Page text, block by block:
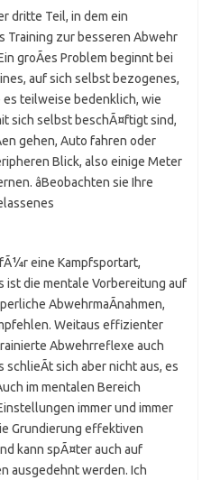
dritte Teil, in dem ein
Training zur besseren Abwehr
groÃes Problem beginnt bei
auf sich selbst bezogenes,
es teilweise bedenklich, wie
sich selbst beschÃ¤ftigt sind,
gehen, Auto fahren oder
Blick, also einige Meter
âBeobachten sie Ihre
eine Kampfsportart,
die mentale Vorbereitung auf
AbwehrmaÃnahmen,
Weitaus effizienter
Abwehrreflexe auch
sich aber nicht aus, es
im mentalen Bereich
immer und immer
Grundierung effektiven
kann spÃ¤ter auch auf
ausgedehnt werden. Ich